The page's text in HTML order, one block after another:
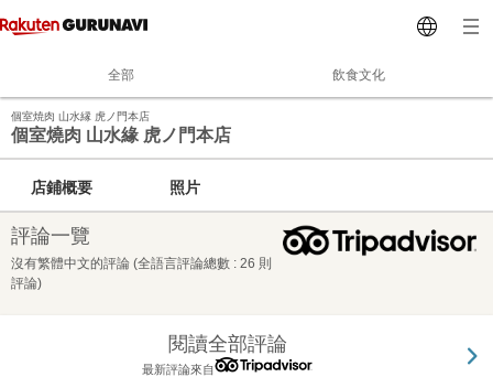
全部 飲食文化
個室焼肉 山水縁 虎ノ門本店
個室燒肉 山水緣 虎ノ門本店
店鋪概要 照片
評論一覽
沒有繁體中文的評論 (全語言評論總數 : 26 則
評論)
閱讀全部評論
最新評論來自